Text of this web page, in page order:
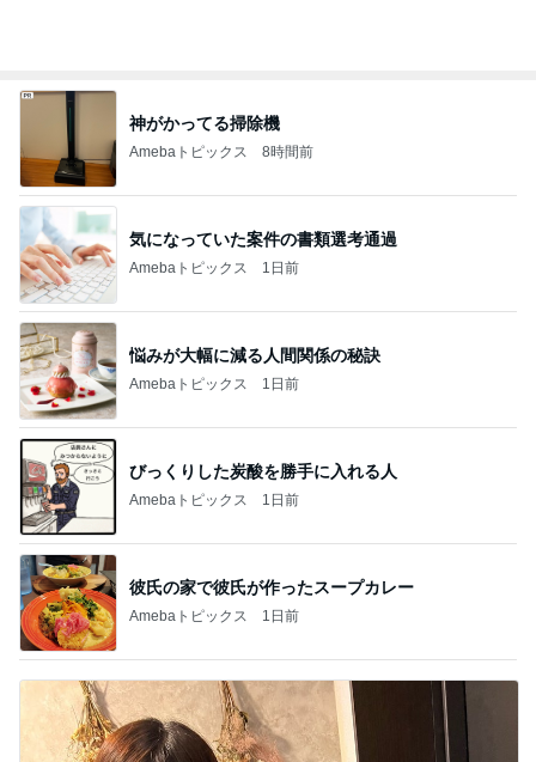
神がかってる掃除機
Amebaトピックス 8時間前
気になっていた案件の書類選考通過
Amebaトピックス 1日前
悩みが大幅に減る人間関係の秘訣
Amebaトピックス 1日前
びっくりした炭酸を勝手に入れる人
Amebaトピックス 1日前
彼氏の家で彼氏が作ったスープカレー
Amebaトピックス 1日前